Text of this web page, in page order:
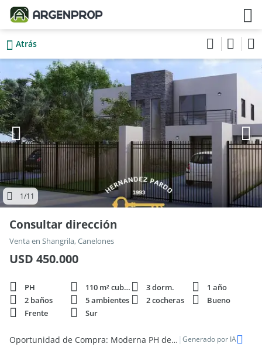
Atrás
1/11
Consultar dirección
Venta en Shangrila, Canelones
USD 450.000
PH 110 m² cubie. 3 dorm.
1 año
2 baños
5 ambientes 2 cocheras
Bueno
Frente
Sur
Oportunidad de Compra: Moderna PH de 1 año en Shangrila, Canelones | Generado por IA